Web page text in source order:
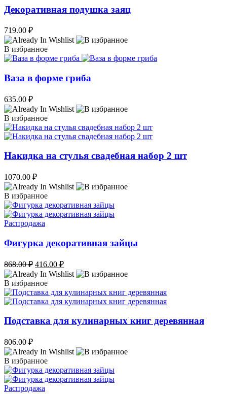
Декоративная подушка заяц
719.00 ₽
В избранное
Ваза в форме гриба
635.00 ₽
В избранное
Накидка на стулья свадебная набор 2 шт
1070.00 ₽
В избранное
Распродажа
Фигурка декоративная зайцы
868.00₽ Первоначальная
цена
составляла
868.00 ₽.
416.00 ₽Текущая
цена:
В избранное
Подставка для кулинарных книг деревянная
806.00 ₽
В избранное
Распродажа